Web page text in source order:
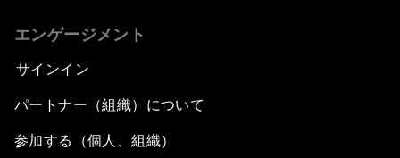
エンゲージメント
サインイン
パートナー（組織）について
参加する（個人、組織）